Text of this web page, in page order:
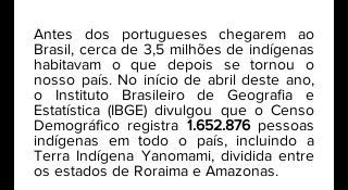
Antes dos portugueses chegarem ao
Brasil, cerca de 3,5 milhões de indígenas
habitavam o que depois se tornou o
nosso país. No início de abril deste ano,
o Instituto Brasileiro de Geografia e
Estatística (IBGE) divulgou que o Censo
Demográfico registra 1.652.876 pessoas
indígenas em todo o país, incluindo a
Terra Indígena Yanomami, dividida entre
os estados de Roraima e Amazonas.